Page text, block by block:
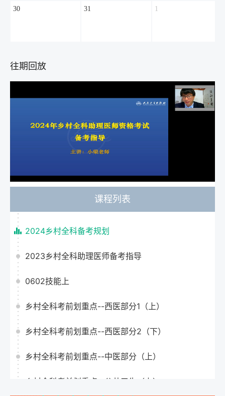
30 31 1
往期回放
课程列表
2024乡村全科备考规划
2023乡村全科助理医师备考指导
0602技能上
乡村全科考前划重点--西医部分1（上）
乡村全科考前划重点--西医部分2（下）
乡村全科考前划重点--中医部分（上）
乡村全科考前划重点--公共卫生（上）